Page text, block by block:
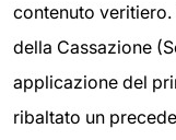
contenuto
della Cassazione
applicazione del
ribaltato un